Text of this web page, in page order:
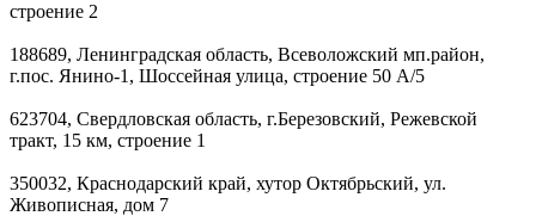
строение 2
188689, Ленинградская область, Всеволожский мп.район,
г.пос. Янино-1, Шоссейная улица, строение 50 А/5
623704, Свердловская область, г.Березовский, Режевской
тракт, 15 км, строение 1
350032, Краснодарский край, хутор Октябрьский, ул.
Живописная, дом 7